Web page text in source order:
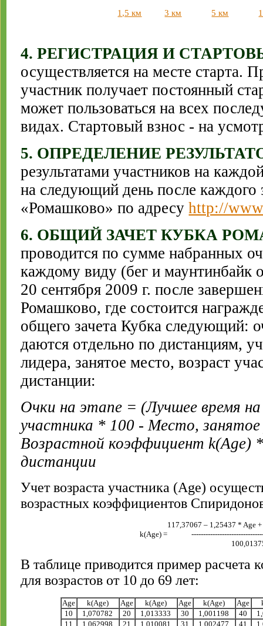
1,5 км 3 км 5 км
4. РЕГИСТРАЦИЯ И
осуществляется на месте старта.
участник получает постоянный
может пользоваться на всех
видах. Стартовый взнос - на
5. ОПРЕДЕЛЕНИЕ
результатами участников на
на следующий день после каждого
«Ромашково» по адресуhttp://
6. ОБЩИЙ ЗАЧЕТ КУБКА
проводится по сумме набранных
каждому виду (бег и маунтинбайк
20 сентября 2009 г. после
Ромашково, где состоится
общего зачета Кубка следующий:
даются отдельно по дистанциям,
лидера, занятое место, возраст
дистанции:
Очки на этапе = (Лучшее время
участника * 100 - Место,
Возрастной коэффициент k(Age)
дистанции
Учет возраста участника (Age)
возрастных коэффициентов
k(Age) =
117,37067 – 1,25437 * Age
В таблице приводится пример расчета
для возрастов от 10 до 69 лет:
Age k(Age) Age k(Age) Age k(Age) Age
10
1,070782 20 1,013333 30 1,001198 40
11
1,062998 21 1,010081 31 1,002477 41